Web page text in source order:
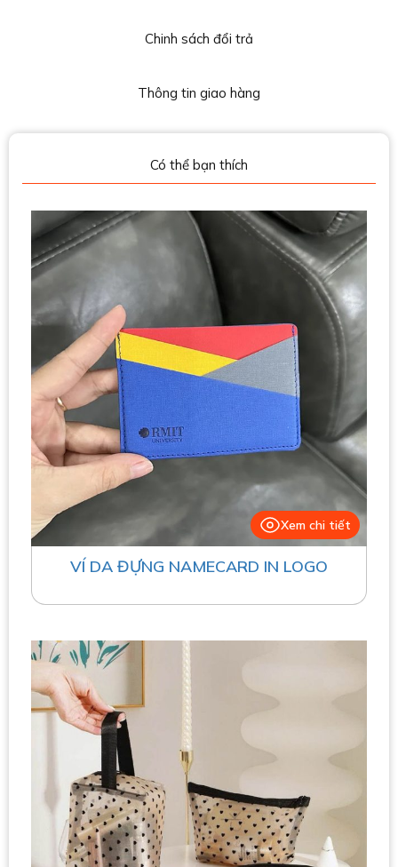
Chinh sách đổi trả
Thông tin giao hàng
Có thể bạn thích
Xem chi tiết
VÍ DA ĐỰNG NAMECARD IN LOGO